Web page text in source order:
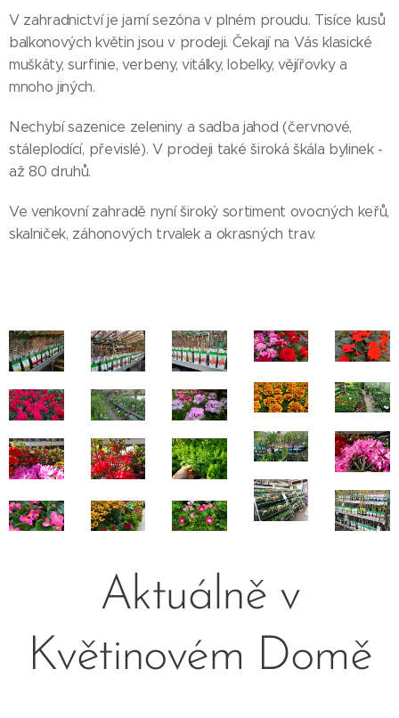
V zahradnictví je jarní sezóna v plném proudu. Tisíce kusů
balkonových květin jsou v prodeji. Čekají na Vás klasické
muškáty, surfinie, verbeny, vitálky, lobelky, vějířovky a
mnoho jiných.
Nechybí sazenice zeleniny a sadba jahod (červnové,
stáleplodící, převislé). V prodeji také široká škála bylinek -
až 80 druhů.
Ve venkovní zahradě nyní široký sortiment ovocných keřů,
skalniček, záhonových trvalek a okrasných trav.
Aktuálně v
Květinovém Domě